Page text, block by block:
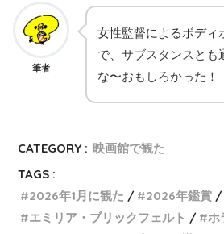
筆者
女性監督によるボディ
で、サブスタンスとも
な〜おもしろかった！
CATEGORY : 映画館で観た
TAGS :
2026年1月に観た
2026年鑑賞
エミリア・ブリックフェルト
ホ